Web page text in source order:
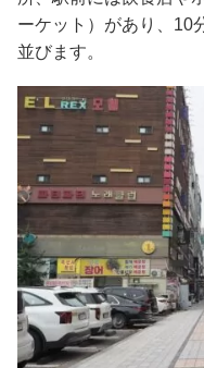
ーケット）があり、10
並びます。